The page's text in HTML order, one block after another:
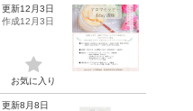
更新12月3日
作成12月3日
お気に入り
更新8月8日